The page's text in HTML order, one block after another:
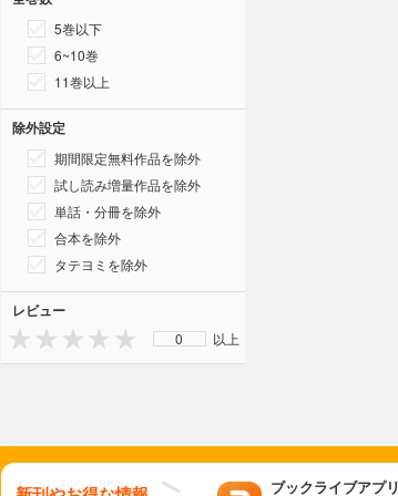
5巻以下
6~10巻
11巻以上
除外設定
期間限定無料作品を除外
試し読み増量作品を除外
単話・分冊を除外
合本を除外
タテヨミを除外
レビュー
0 以上
ブックライブアプリ